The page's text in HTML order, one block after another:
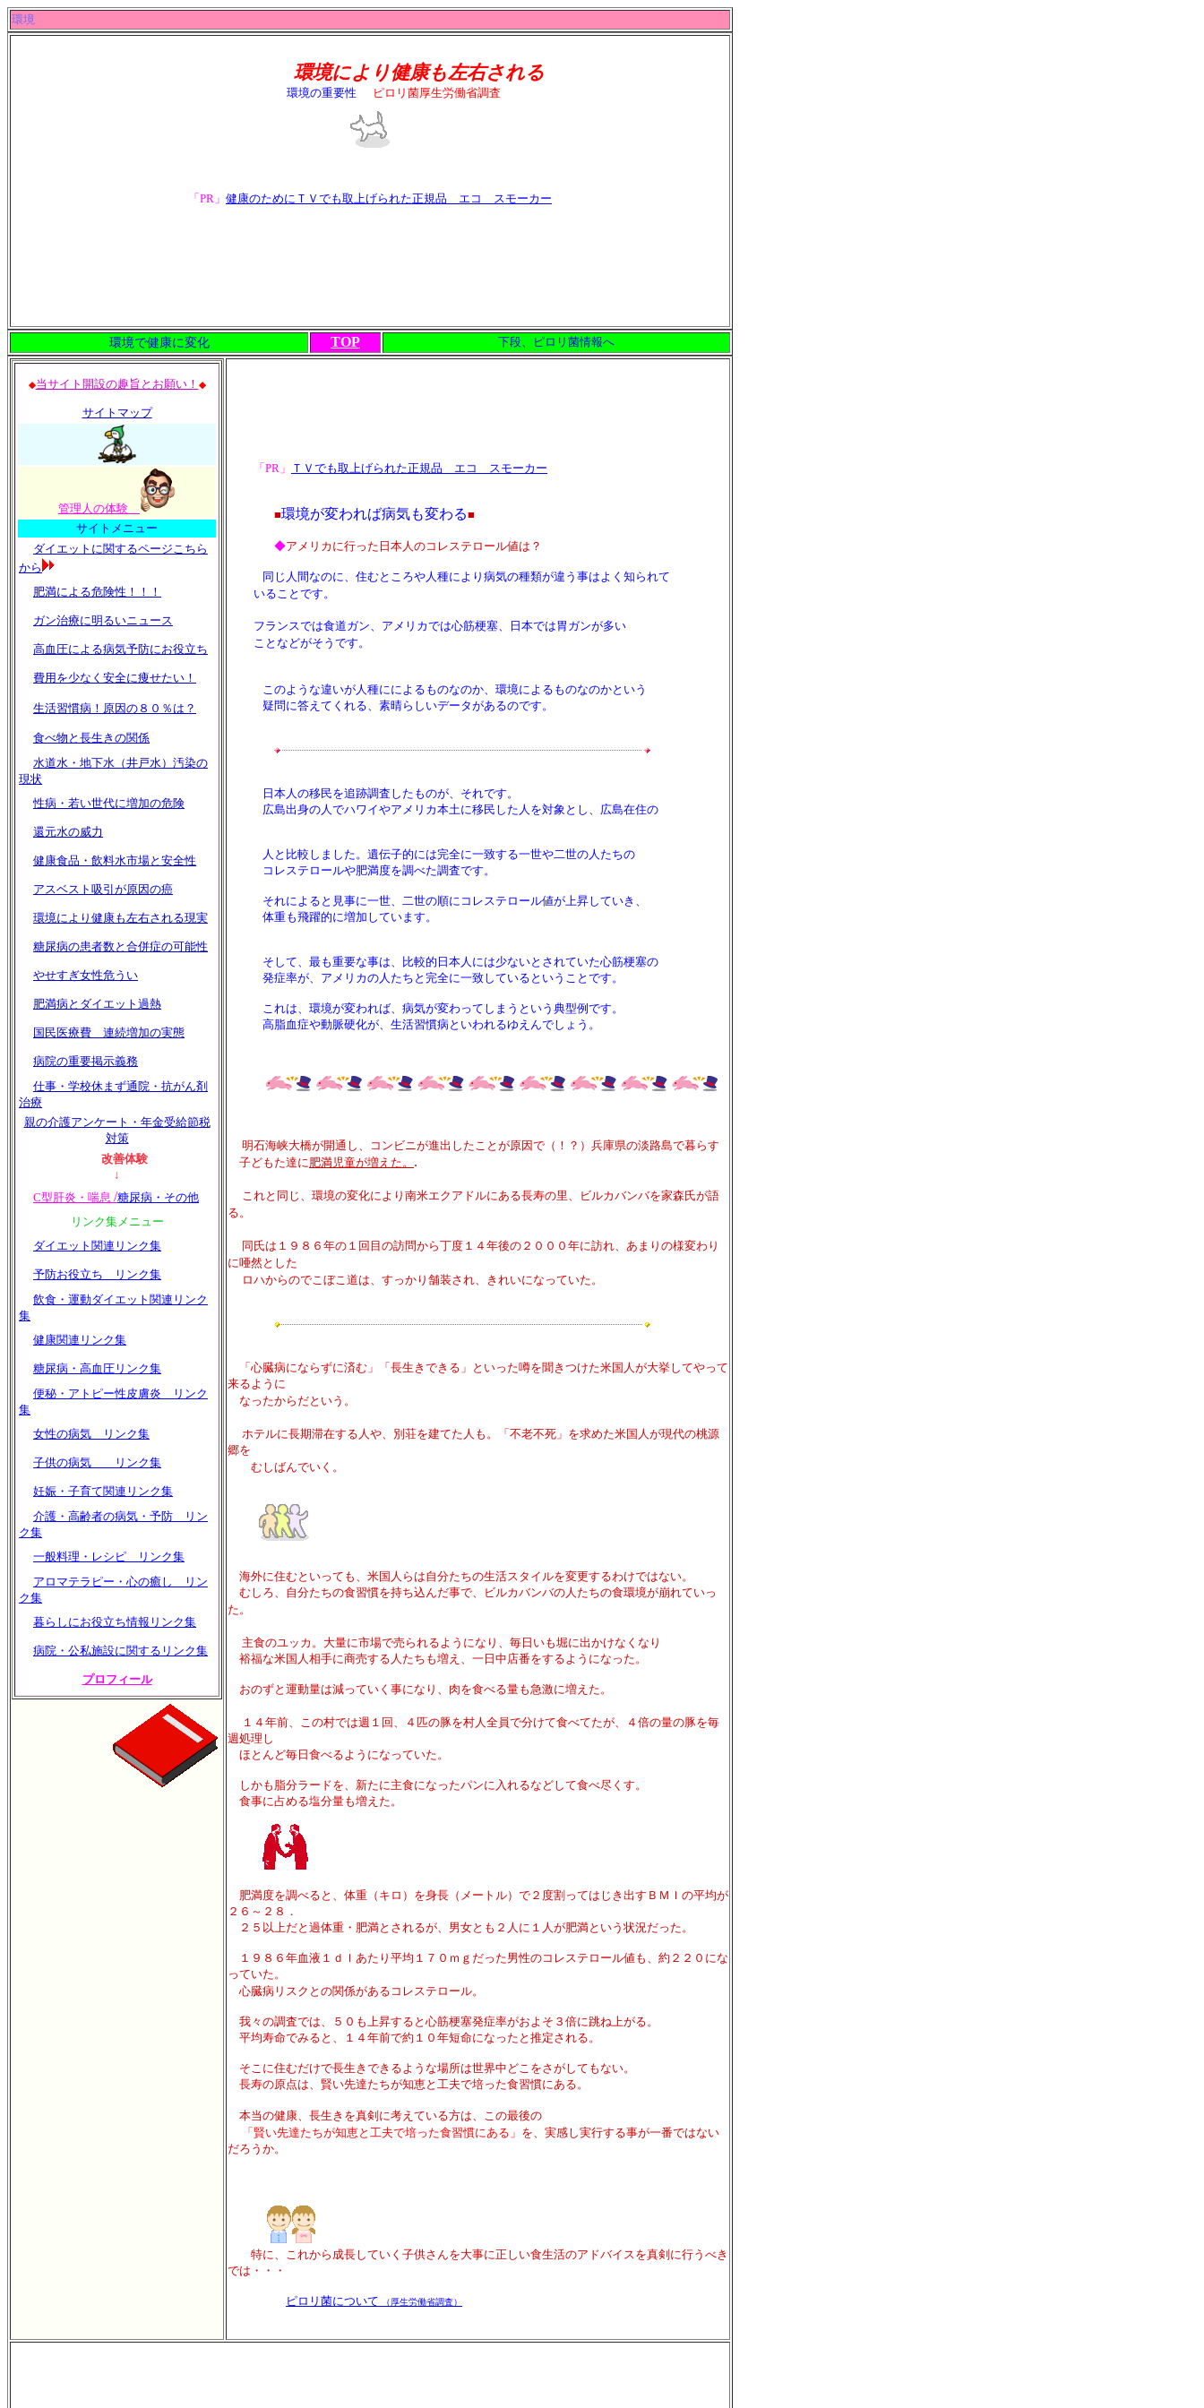
環境
環境により健康も左右される
環境の重要性 ピロリ菌厚生労働省調査
「PR」 健康のためにＴＶでも取上げられた正規品 エコ スモーカー
環境で健康に変化 TOP 下段、ピロリ菌情報へ
◆当サイト開設の趣旨とお願い！ ◆
サイトマップ
管理人の体験
サイトメニュー
ダイエットに関するページこちら
から
肥満による危険性！！！
ガン治療に明るいニュース
高血圧による病気予防にお役立ち
費用を少なく安全に痩せたい！
生活習慣病！原因の８０％は？
食べ物と長生きの関係
水道水・地下水（井戸水）汚染の
現状
性病・若い世代に増加の危険
還元水の威力
健康食品・飲料水市場と安全性
アスベスト吸引が原因の癌
環境により健康も左右される現実
糖尿病の患者数と合併症の可能性
やせすぎ女性危うい
肥満病とダイエット過熱
国民医療費 連続増加の実態
病院の重要掲示義務
仕事・学校休まず通院・抗がん剤
治療
親の介護アンケート・年金受給節税
対策
改善体験
↓
C型肝炎・ 喘息 /糖尿病・ その他
リンク集メニュー
ダイエット関連リンク集
予防お役立ち リンク集
飲食・運動ダイエット関連リンク
集
健康関連リンク集
糖尿病・高血圧リンク集
便秘・アトピー性皮膚炎 リンク
集
女性の病気 リンク集
子供の病気 リンク集
妊娠・子育て関連リンク集
介護・高齢者の病気・予防 リン
ク集
一般料理・レシピ リンク集
アロマテラピー・心の癒し リン
ク集
暮らしにお役立ち情報リンク集
病院・公私施設に関するリンク集
プロフィール
「PR」 ＴＶでも取上げられた正規品 エコ スモーカー
■環境が変われば病気も変わる■
◆アメリカに行った日本人のコレステロール値は？
同じ人間なのに、住むところや人種により病気の種類が違う事はよく知られて
いることです。
フランスでは食道ガン、アメリカでは心筋梗塞、日本では胃ガンが多い
ことなどがそうです。
このような違いが人種にによるものなのか、環境によるものなのかという
疑問に答えてくれる、素晴らしいデータがあるのです。
日本人の移民を追跡調査したものが、それです。
広島出身の人でハワイやアメリカ本土に移民した人を対象とし、広島在住の
人と比較しました。遺伝子的には完全に一致する一世や二世の人たちの
コレステロールや肥満度を調べた調査です。
それによると見事に一世、二世の順にコレステロール値が上昇していき、
体重も飛躍的に増加しています。
そして、最も重要な事は、比較的日本人には少ないとされていた心筋梗塞の
発症率が、アメリカの人たちと完全に一致しているということです。
これは、環境が変われば、病気が変わってしまうという典型例です。
高脂血症や動脈硬化が、生活習慣病といわれるゆえんでしょう。
明石海峡大橋が開通し、コンビニが進出したことが原因で（！？）兵庫県の淡路島で暮らす
子どもた達に肥満児童が増えた。 .
これと同じ、環境の変化により南米エクアドルにある長寿の里、ビルカバンバを家森氏が語
る。
同氏は１９８６年の１回目の訪問から丁度１４年後の２０００年に訪れ、あまりの様変わり
に唖然とした
ロハからのでこぼこ道は、すっかり舗装され、きれいになっていた。
「心臓病にならずに済む」「長生きできる」といった噂を聞きつけた米国人が大挙してやって
来るように
なったからだという。
ホテルに長期滞在する人や、別荘を建てた人も。「不老不死」を求めた米国人が現代の桃源
郷を
むしばんでいく。
海外に住むといっても、米国人らは自分たちの生活スタイルを変更するわけではない。
むしろ、自分たちの食習慣を持ち込んだ事で、ビルカバンバの人たちの食環境が崩れていっ
た。
主食のユッカ。大量に市場で売られるようになり、毎日いも堀に出かけなくなり
裕福な米国人相手に商売する人たちも増え、一日中店番をするようになった。
おのずと運動量は減っていく事になり、肉を食べる量も急激に増えた。
１４年前、この村では週１回、４匹の豚を村人全員で分けて食べてたが、４倍の量の豚を毎
週処理し
ほとんど毎日食べるようになっていた。
しかも脂分ラードを、新たに主食になったパンに入れるなどして食べ尽くす。
食事に占める塩分量も増えた。
肥満度を調べると、体重（キロ）を身長（メートル）で２度割ってはじき出すＢＭＩの平均が
２６～２８．
２５以上だと過体重・肥満とされるが、男女とも２人に１人が肥満という状況だった。
１９８６年血液１ｄｌあたり平均１７０ｍｇだった男性のコレステロール値も、約２２０にな
っていた。
心臓病リスクとの関係があるコレステロール。
我々の調査では、５０も上昇すると心筋梗塞発症率がおよそ３倍に跳ね上がる。
平均寿命でみると、１４年前で約１０年短命になったと推定される。
そこに住むだけで長生きできるような場所は世界中どこをさがしてもない。
長寿の原点は、賢い先達たちが知恵と工夫で培った食習慣にある。
本当の健康、長生きを真剣に考えている方は、この最後の
「賢い先達たちが知恵と工夫で培った食習慣にある」 を、実感し実行する事が一番ではない
だろうか。
特に、これから成長していく子供さんを大事に正しい食生活のアドバイスを真剣に行うべき
では・・・
ピロリ菌について （厚生労働省調査）